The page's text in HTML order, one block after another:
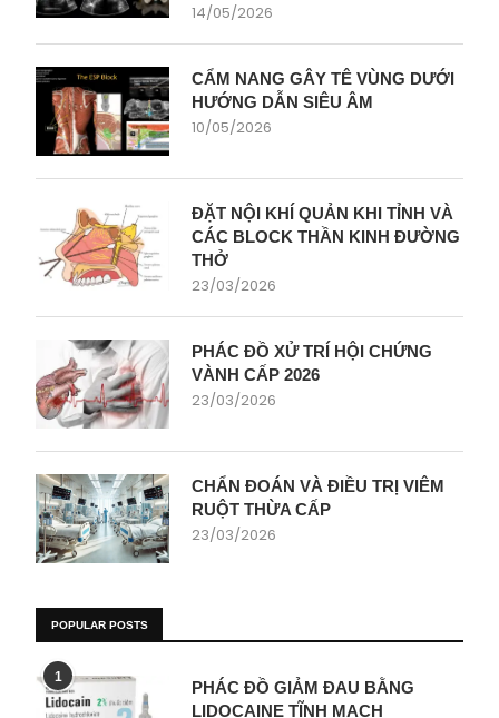
14/05/2026
CẨM NANG GÂY TÊ VÙNG DƯỚI
HƯỚNG DẪN SIÊU ÂM
10/05/2026
ĐẶT NỘI KHÍ QUẢN KHI TỈNH VÀ
CÁC BLOCK THẦN KINH ĐƯỜNG
THỞ
23/03/2026
PHÁC ĐỒ XỬ TRÍ HỘI CHỨNG
VÀNH CẤP 2026
23/03/2026
CHẨN ĐOÁN VÀ ĐIỀU TRỊ VIÊM
RUỘT THỪA CẤP
23/03/2026
POPULAR POSTS
1
PHÁC ĐỒ GIẢM ĐAU BẰNG
LIDOCAINE TĨNH MẠCH